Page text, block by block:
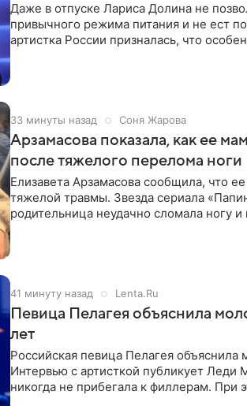
Даже в отпуске Лариса Долина не
привычного режима питания и не ест
артистка России призналась, что
33 минуты назад Соня Жарова
Арзамасова показала, как ее
после тяжелого перелома ноги
Елизавета Арзамасова сообщила, что
тяжелой травмы. Звезда сериала
родительница неудачно сломала ногу
41 минуту назад Lenta.Ru
Певица Пелагея объяснила
лет
Российская певица Пелагея
Интервью с артисткой публикует Леди
никогда не прибегала к филлерам. При